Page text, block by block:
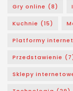
Gry online (8)
Kuchnie (15)
Platformy
Przedstawienie
Sklepy